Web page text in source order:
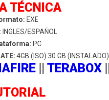
TÉCNICA
EXE
INGLES/ESPAÑOL
PC
4GB (ISO) 30 GB (INSTALADO)
|| TERABOX||